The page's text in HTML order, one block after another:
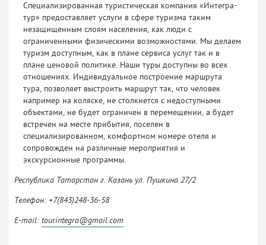
Специализированная туристическая компания «Интегра-
тур» предоставляет услуги в сфере туризма таким
незащищенным слоям населения, как люди с
ограниченными физическими возможностями. Мы делаем
туризм доступным, как в плане сервиса услуг так и в
плане ценовой политике. Наши туры доступны во всех
отношениях. Индивидуальное построение маршрута
тура, позволяет выстроить маршрут так, что человек
например на коляске, не столкнется с недоступными
объектами, не будет ограничен в перемещении, а будет
встречен на месте прибытия, поселен в
специализированном, комфортном номере отеля и
сопровожден на различные мероприятия и
экскурсионные программы.
Республика Татарстан г. Казань ул. Пушкина 27/2
Телефон: +7(843)248-36-58
E-mail:tourintegra@gmail.com